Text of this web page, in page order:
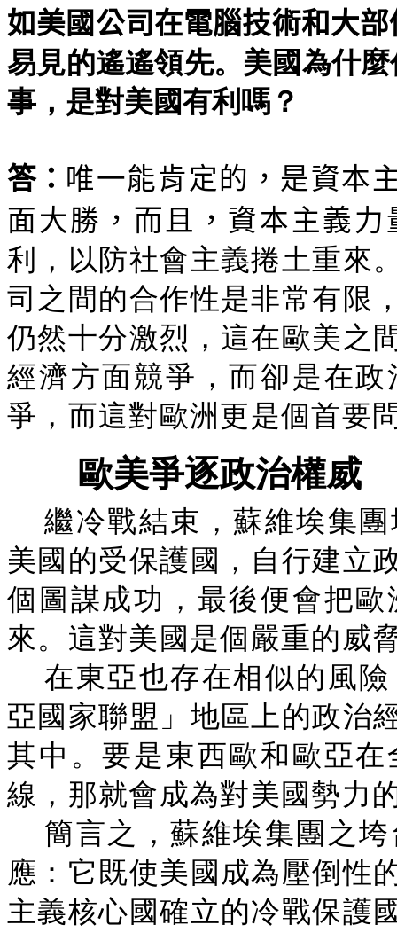
如美國公司在電腦技術和大
易見的遙遙領先。美國為什
事，是對美國有利嗎？
答： 唯一能肯定的，是資本
面大勝，而且，資本主義力
利，以防社會主義捲土重來
司之間的合作性是非常有限
仍然十分激烈，這在歐美之
經濟方面競爭，而卻是在
爭，而這對歐洲更是個首要
歐美爭逐政治權威
繼冷戰結束，蘇維埃集
美國的受保護國，自行建立
個圖謀成功，最後便會把
來。這對美國是個嚴重的威
在東亞也存在相似的風
亞國家聯盟」地區上的政治
其中。要是東西歐和歐亞
線，那就會成為對美國勢力
簡言之，蘇維埃集團之
應：它既使美國成為壓倒性
主義核心國確立的冷戰保護